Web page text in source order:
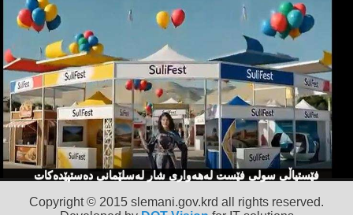
فێستیاڵی سولی فێست لەهەواری شار لەسلێمانی دەستپێدەكات
Copyright © 2015 slemani.gov.krd all rights reserved.